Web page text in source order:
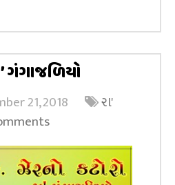
ગંગાજળિયો
21, 2018
રા'